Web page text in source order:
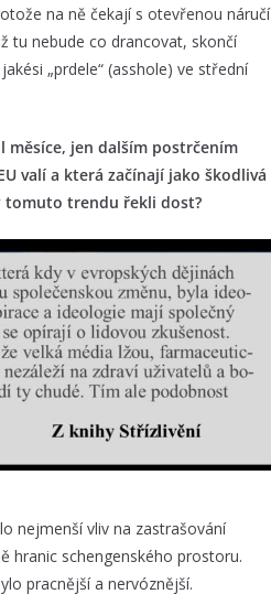
na ně čekají s otevřenou náručí
tu nebude co drancovat, skončí
„prdele“ (asshole) ve střední
měsíce, jen dalším postrčením
valí a která začínají jako škodlivá
tomuto trendu řekli dost?
nejmenší vliv na zastrašování
hranic schengenského prostoru.
pracnější a nervóznější.